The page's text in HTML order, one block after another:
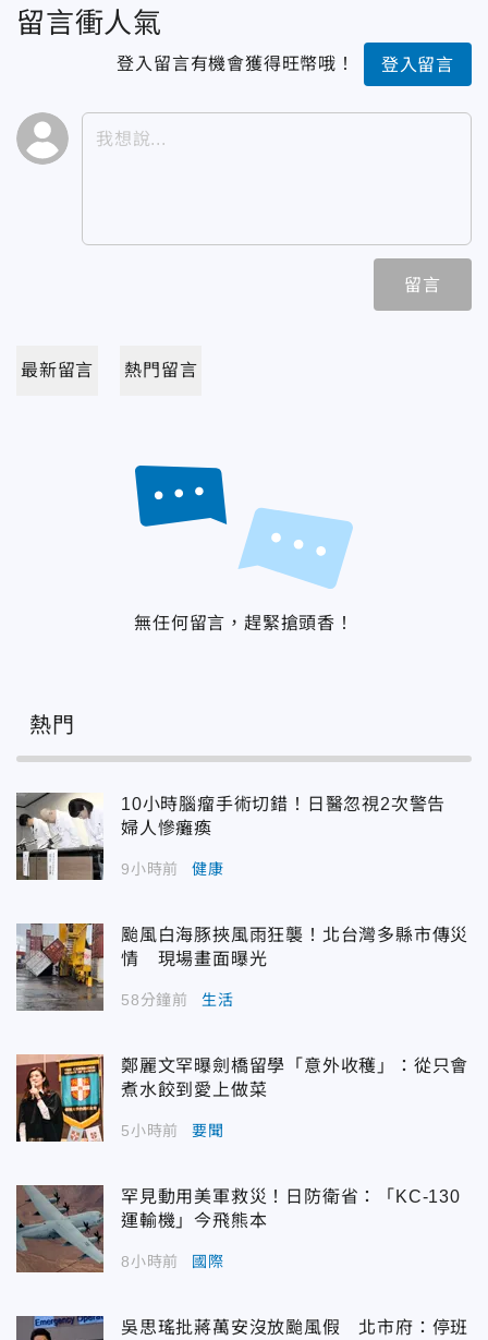
留言衝人氣
登入留言有機會獲得旺幣哦！ 登入留言
留言
最新留言 熱門留言
無任何留言，趕緊搶頭香！
熱門
10小時腦瘤手術切錯！日醫忽視2次警告
婦人慘癱瘓
9小時前 健康
颱風白海豚挾風雨狂襲！北台灣多縣市傳災
情 現場畫面曝光
58分鐘前 生活
鄭麗文罕曝劍橋留學「意外收穫」：從只會
煮水餃到愛上做菜
5小時前 要聞
罕見動用美軍救災！日防衛省：「KC-130
運輸機」今飛熊本
8小時前 國際
吳思瑤批蔣萬安沒放颱風假 北市府：停班